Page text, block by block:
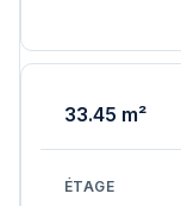
33.45 m²